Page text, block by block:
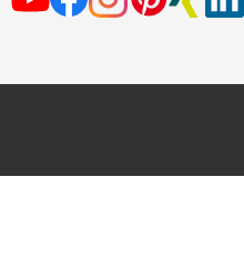
innerhalb Deutschlands